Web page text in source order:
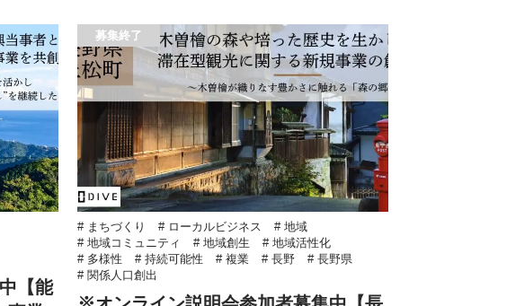
【能
募集終了
# まちづくり # ローカルビジネス
# 地域
# 地域コミュニティ
# 地域創生
# 地域活性化
# 多様性
# 持続可能性 # 複業 # 長野
# 長野県
# 関係人口創出